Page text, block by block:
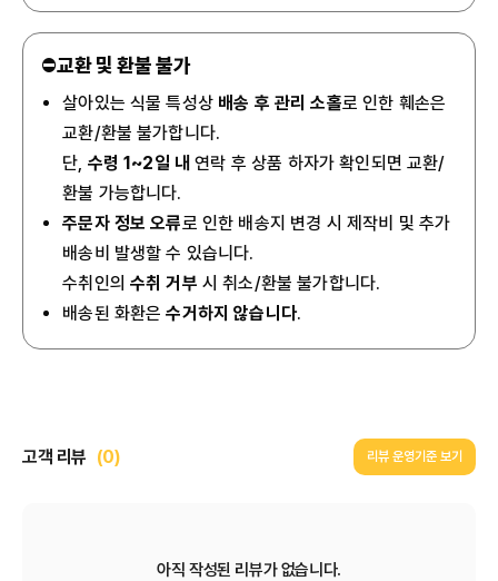
⛔교환 및 환불 불가
살아있는 식물 특성상 배송 후 관리 소홀로 인한 훼손은
교환/환불 불가합니다.
단, 수령 1~2일 내 연락 후 상품 하자가 확인되면 교환/
환불 가능합니다.
주문자 정보 오류로 인한 배송지 변경 시 제작비 및 추가
배송비 발생할 수 있습니다.
수취인의 수취 거부 시 취소/환불 불가합니다.
배송된 화환은수거하지 않습니다.
고객 리뷰 (0) 리뷰 운영기준 보기
아직 작성된 리뷰가 없습니다.